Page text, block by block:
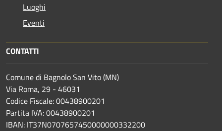
Luoghi
Eventi
CONTATTI
Comune di Bagnolo San Vito (MN)
Via Roma, 29 - 46031
Codice Fiscale: 00438900201
Partita IVA: 00438900201
IBAN: IT37N0707657450000000332200